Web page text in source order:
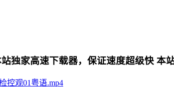
独家高速下载器，保证速度超级快 本
控观01粤语.mp4